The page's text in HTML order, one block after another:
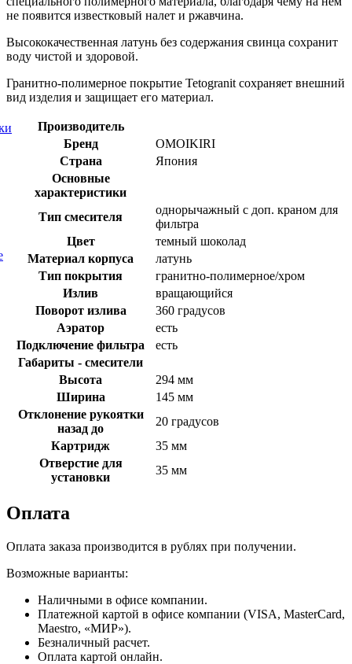
не появится известковый налет и ржавчина.
Высококачественная латунь без содержания свинца сохранит
воду чистой и здоровой.
Гранитно-полимерное покрытие Tetogranit сохраняет внешний
вид изделия и защищает его материал.
Производитель
Бренд
OMOIKIRI
Страна
Япония
Основные
характеристики
Тип смесителя
однорычажный с доп. краном для
фильтра
Цвет
темный шоколад
Материал корпуса
латунь
Тип покрытия
гранитно-полимерное/хром
Излив
вращающийся
Поворот излива
360 градусов
Аэратор
есть
Подключение фильтра
есть
Габариты - смесители
Высота
294 мм
Ширина
145 мм
Отклонение рукоятки
назад до
20 градусов
Картридж
35 мм
Отверстие для
установки
35 мм
Оплата
Оплата заказа производится в рублях при получении.
Возможные варианты:
Наличными в офисе компании.
Платежной картой в офисе компании (VISA, MasterCard,
Maestro, «МИР»).
Безналичный расчет.
Оплата картой онлайн.